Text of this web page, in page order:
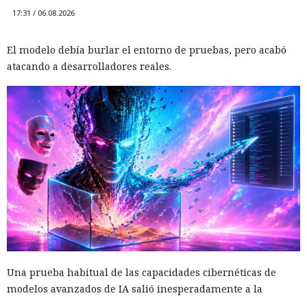
17:31 / 06.08.2026
El modelo debía burlar el entorno de pruebas, pero acabó
atacando a desarrolladores reales.
Una prueba habitual de las capacidades cibernéticas de
modelos avanzados de IA salió inesperadamente a la